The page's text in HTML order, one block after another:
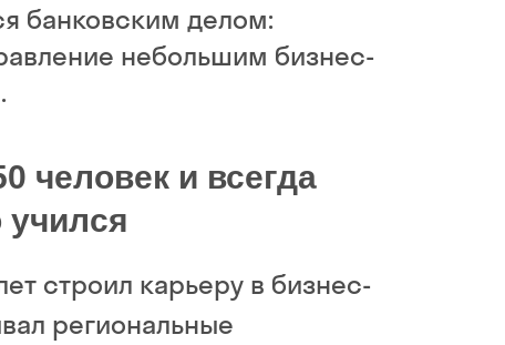
банковским делом:
небольшим бизнес-
человек и всегда
учился
строил карьеру в бизнес-
региональные